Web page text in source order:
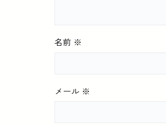
名前 ※
メール ※